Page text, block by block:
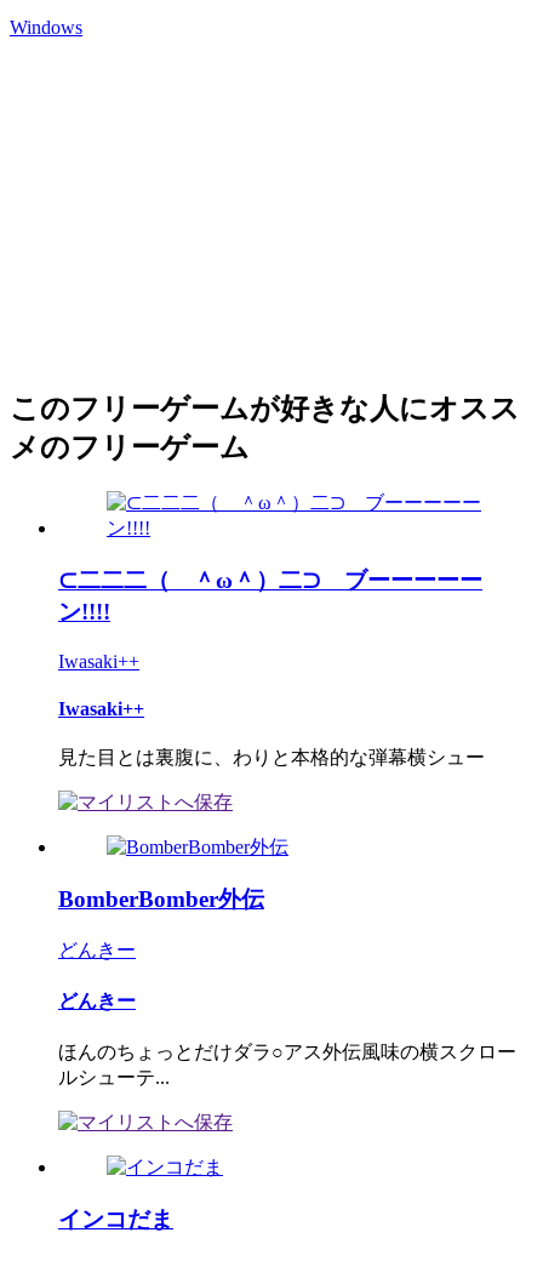
Windows
このフリーゲームが好きな人にオスス
メのフリーゲーム
⊂二二二（ ＾ω＾）二⊃ ブーーーーー
ン!!!!
Iwasaki++
Iwasaki++
見た目とは裏腹に、わりと本格的な弾幕横シュー
BomberBomber外伝
どんきー
どんきー
ほんのちょっとだけダラ○アス外伝風味の横スクロー
ルシューテ...
インコだま